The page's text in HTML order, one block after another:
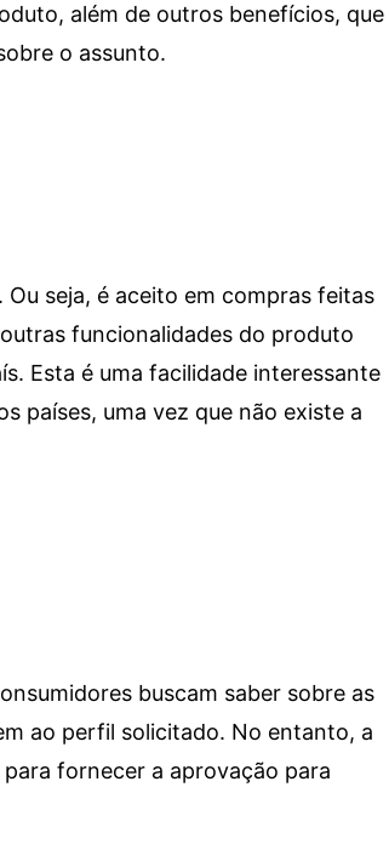
além de outros benefícios, que
o assunto.
seja, é aceito em compras feitas
funcionalidades do produto
Esta é uma facilidade interessante
países, uma vez que não existe a
buscam saber sobre as
ao perfil solicitado. No entanto, a
fornecer a aprovação para